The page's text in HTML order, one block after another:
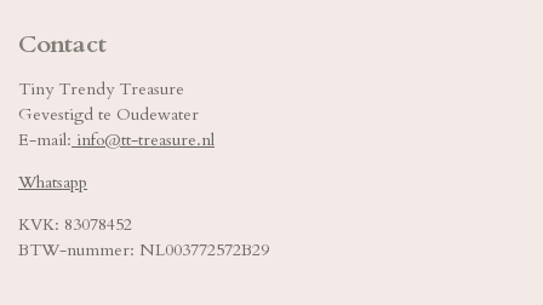
Contact
Tiny Trendy Treasure
Gevestigd te Oudewater
E-mail: info@tt-treasure.nl
Whatsapp
KVK: 83078452
BTW-nummer: NL003772572B29